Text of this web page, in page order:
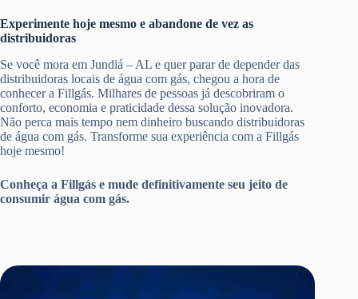
Experimente hoje mesmo e abandone de vez as
distribuidoras
Se você mora em Jundiá – AL e quer parar de depender das
distribuidoras locais de água com gás, chegou a hora de
conhecer a Fillgás. Milhares de pessoas já descobriram o
conforto, economia e praticidade dessa solução inovadora.
Não perca mais tempo nem dinheiro buscando distribuidoras
de água com gás. Transforme sua experiência com a Fillgás
hoje mesmo!
Conheça a Fillgás e mude definitivamente seu jeito de
consumir água com gás.